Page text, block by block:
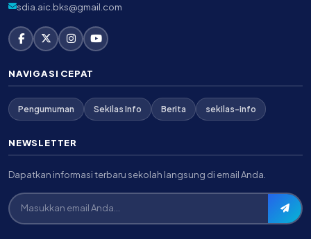
sdia.aic.bks@gmail.com
NAVIGASI CEPAT
Pengumuman Sekilas Info Berita sekilas-info
NEWSLETTER
Dapatkan informasi terbaru sekolah langsung di email Anda.